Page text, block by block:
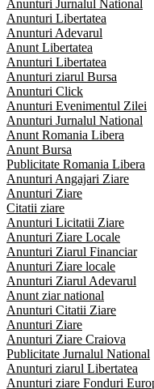
Anunturi Jurnalul National
Anunturi Libertatea
Anunturi Adevarul
Anunt Libertatea
Anunturi Libertatea
Anunturi ziarul Bursa
Anunturi Click
Anunturi Evenimentul Zilei
Anunturi Jurnalul National
Anunt Romania Libera
Anunt Bursa
Publicitate Romania Libera
Anunturi Angajari Ziare
Anunturi Ziare
Citatii ziare
Anunturi Licitatii Ziare
Anunturi Ziare Locale
Anunturi Ziarul Financiar
Anunturi Ziare locale
Anunturi Ziarul Adevarul
Anunt ziar national
Anunturi Citatii Ziare
Anunturi Ziare
Anunturi Ziare Craiova
Publicitate Jurnalul National
Anunturi ziarul Libertatea
Anunturi ziare Fonduri